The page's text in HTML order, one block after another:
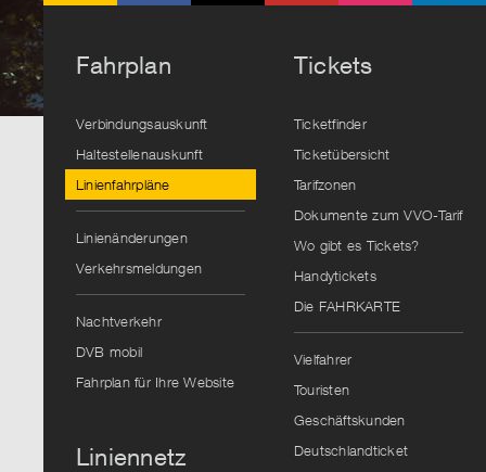
Fahrplan
Verbindungsauskunft
Haltestellenauskunft
Linienfahrpläne
Linienänderungen
Verkehrsmeldungen
Nachtverkehr
DVB mobil
Fahrplan für Ihre Website
Liniennetz
Tickets
Ticketfinder
Ticketübersicht
Tarifzonen
Dokumente zum VVO-Tarif
Wo gibt es Tickets?
Handytickets
Die FAHRKARTE
Vielfahrer
Touristen
Geschäftskunden
Deutschlandticket